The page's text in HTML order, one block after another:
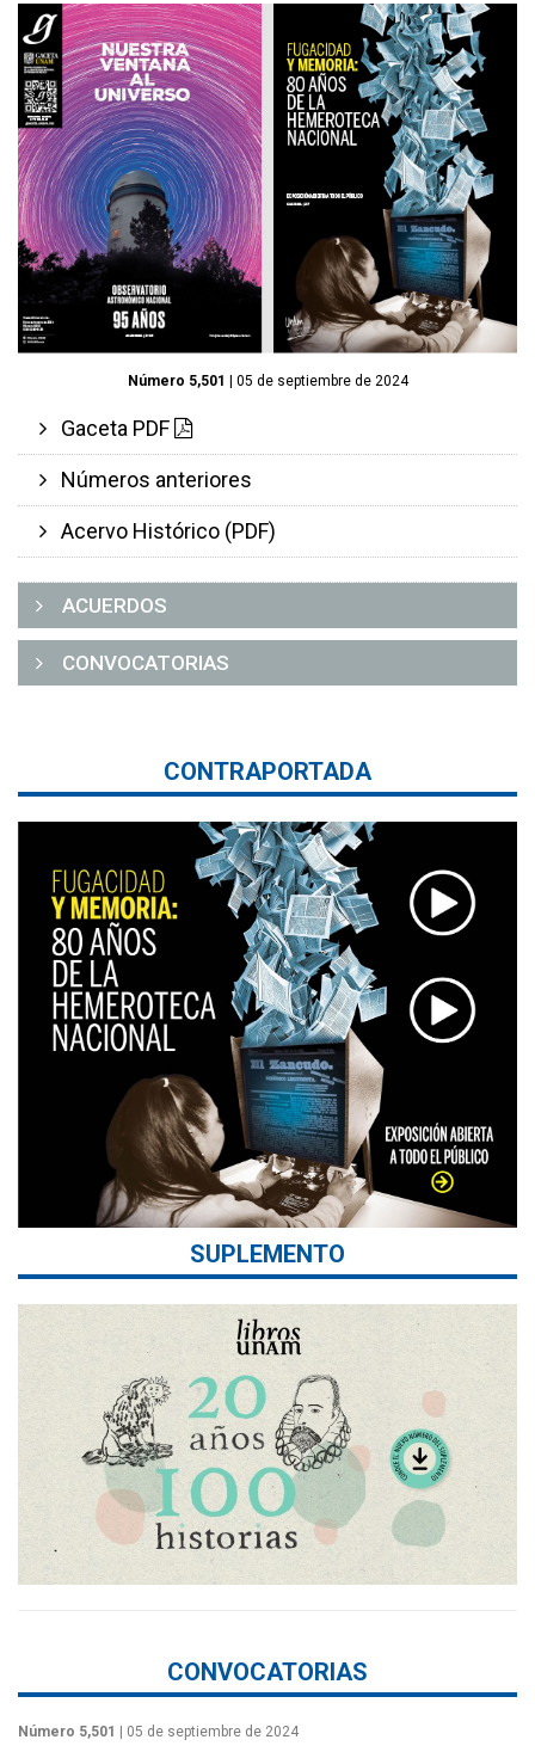
Número 5,501 | 05 de septiembre de 2024
Gaceta PDF
Números anteriores
Acervo Histórico (PDF)
ACUERDOS
CONVOCATORIAS
CONTRAPORTADA
SUPLEMENTO
CONVOCATORIAS
Número 5,501 | 05 de septiembre de 2024